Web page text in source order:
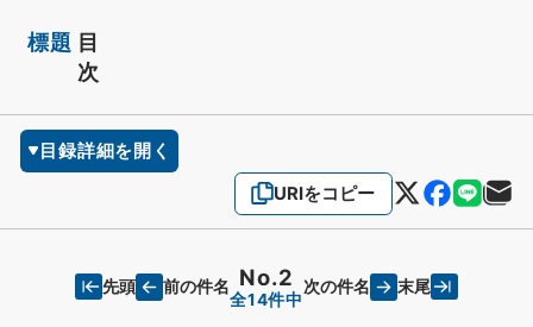
標題 目
次
目録詳細を開く
URIをコピー
先頭 前の件名 No.2
全14件中
次の件名 末尾